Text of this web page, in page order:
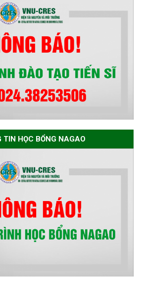
bền vững đợt 1 năm 2026
TIN HỌC BỔNG NAGAO